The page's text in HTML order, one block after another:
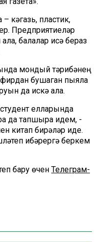
кәгазь, пластик,
Предприятиеләр
балалар исә бераз
мондый тәҗрибәнең
бушаган пыяла
да искә ала.
елларында
да тапшыра идем, -
китап бирәләр иде.
җибәрергә беркем
бару өчен Телеграм-